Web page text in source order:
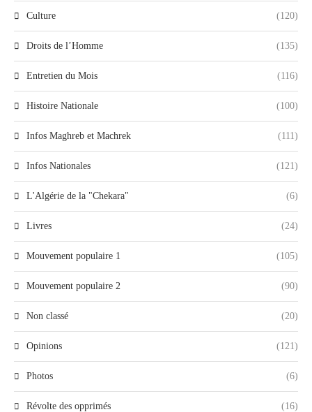
Culture (120)
Droits de l’Homme (135)
Entretien du Mois (116)
Histoire Nationale (100)
Infos Maghreb et Machrek (111)
Infos Nationales (121)
L'Algérie de la "Chekara" (6)
Livres (24)
Mouvement populaire 1 (105)
Mouvement populaire 2 (90)
Non classé (20)
Opinions (121)
Photos (6)
Révolte des opprimés (16)